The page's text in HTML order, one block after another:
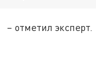
– отметил эксперт.